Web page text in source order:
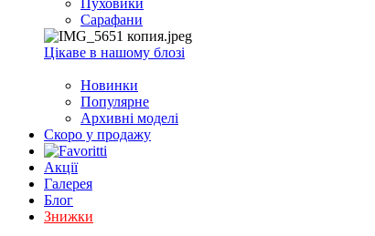
Пуховики
Сарафани
Цікаве в нашому блозі
Новинки
Популярне
Архивні моделі
Скоро у продажу
Акції
Галерея
Блог
Знижки